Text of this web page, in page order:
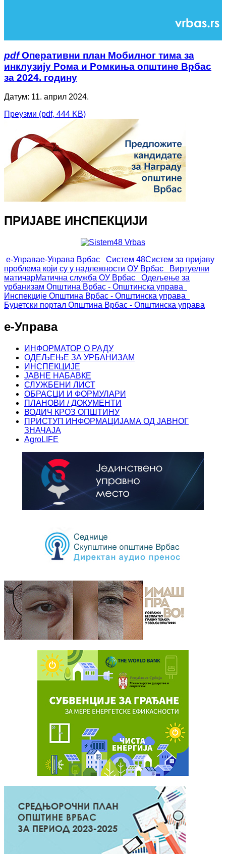
pdf Оперативни план Мобилног тима за
инклузију Рома и Ромкиња општине Врбас
за 2024. годину
Датум: 11. април 2024.
Преузми (pdf, 444 KB)
ПРИЈАВЕ ИНСПЕКЦИЈИ
е-Управае-Управа Врбас Систем 48Систем за пријаву
проблема који су у надлежности ОУ Врбас
Виртуелни
матичарМатична служба ОУ Врбас
Одељење за
урбанизам Општина Врбас - Општинска управа
Инспекције Општина Врбас - Општинска управа
Буџетски портал Општина Врбас - Општинска управа
е-Управа
ИНФОРМАТОР О РАДУ
ОДЕЉЕЊЕ ЗА УРБАНИЗАМ
ИНСПЕКЦИЈЕ
ЈАВНЕ НАБАВКЕ
СЛУЖБЕНИ ЛИСТ
ОБРАСЦИ И ФОРМУЛАРИ
ПЛАНОВИ / ДОКУМЕНТИ
ВОДИЧ КРОЗ ОПШТИНУ
ПРИСТУП ИНФОРМАЦИЈАМА ОД ЈАВНОГ
ЗНАЧАЈА
AgroLIFE